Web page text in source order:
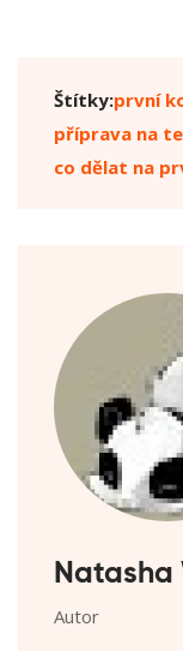
Štítky:první
příprava na
co dělat na
Natasha
Autor